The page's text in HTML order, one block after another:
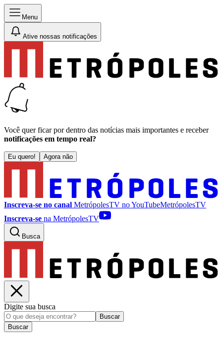
Menu
Ative nossas notificações
Você quer ficar por dentro das notícias mais importantes e receber
notificações em tempo real?
Eu quero! Agora não
Inscreva-se no canal MetrópolesTV noYouTubeMetrópolesTV
Inscreva-se na MetrópolesTV
Busca
Digite sua busca
Buscar
Buscar